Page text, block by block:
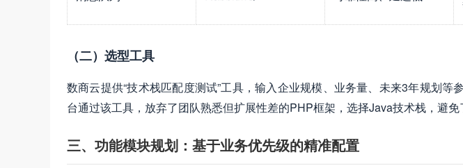
（二）选型工具
数商云提供“技术栈匹配度测试”工具，输入企业规模、业务量、未来3年规划等
台通过该工具，放弃了团队熟悉但扩展性差的PHP框架，选择Java技术栈，避免
三、功能模块规划：基于业务优先级的精准配置